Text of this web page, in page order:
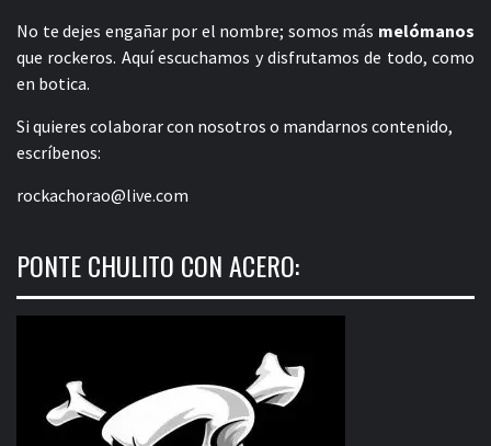
No te dejes engañar por el nombre; somos más melómanos
que rockeros. Aquí escuchamos y disfrutamos de todo, como
en botica.
Si quieres colaborar con nosotros o mandarnos contenido,
escríbenos:
rockachorao@live.com
PONTE CHULITO CON ACERO: